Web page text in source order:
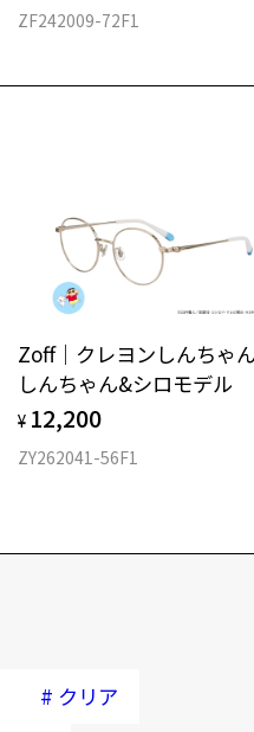
ZF242009-72F1
Zoff｜クレヨンしんち
しんちゃん&シロモデル
¥ 12,200
ZY262041-56F1
# クリア